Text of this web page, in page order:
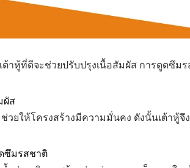
ต้าหู้ที่ดีจะช่วยปรับปรุงเนื้อสัมผัส การดูดซึ
ผัส
วยให้โครงสร้างมีความมั่นคง ดังนั้นเต้าหู้
ซึมรสชาติ